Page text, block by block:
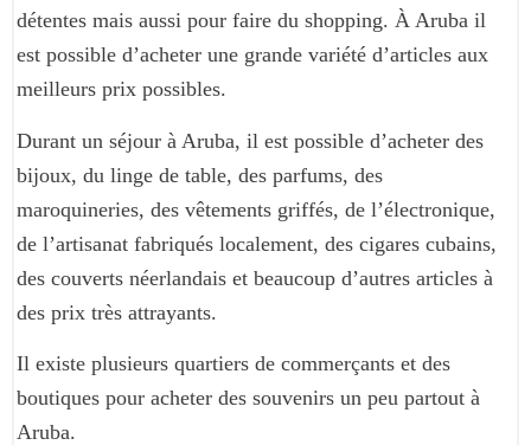
détentes mais aussi pour faire du shopping. À Aruba il
est possible d’acheter une grande variété d’articles aux
meilleurs prix possibles.
Durant un séjour à Aruba, il est possible d’acheter des
bijoux, du linge de table, des parfums, des
maroquineries, des vêtements griffés, de l’électronique,
de l’artisanat fabriqués localement, des cigares cubains,
des couverts néerlandais et beaucoup d’autres articles à
des prix très attrayants.
Il existe plusieurs quartiers de commerçants et des
boutiques pour acheter des souvenirs un peu partout à
Aruba.